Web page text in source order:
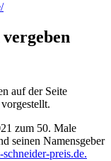
auf der Seite
vorgestellt.
zum 50. Male
seinen Namensgeber
preis.de.